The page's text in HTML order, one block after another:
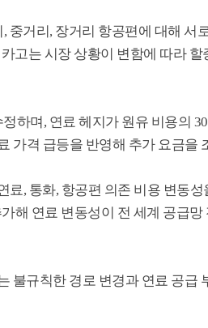
중거리, 장거리 항공편에 대해 서
고는 시장 상황이 변함에 따라
하며, 연료 헤지가 원유 비용의
가격 급등을 반영해 추가 요금을
료, 통화, 항공편 의존 비용 변동
가해 연료 변동성이 전 세계 공급
불규칙한 경로 변경과 연료 공급